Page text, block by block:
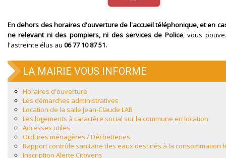
En dehors des horaires d'ouverture de l'accueil téléphonique, et en
ne relevant ni des pompiers, ni des services de Police, vous
l'astreinte élus au 06 77 10 87 51.
LA MAIRIE VOUS INFORME
Horaires d'ouverture
Les démarches administratives
Location de la salle Jean-Claude LAB
Les logements à caractère social sur la commune en location
Adresses utiles
Ordures ménagères / Déchetteries
Rapport contrôle sanitaire des eaux destinés à la consommation
Inscription Alerte Citoyens